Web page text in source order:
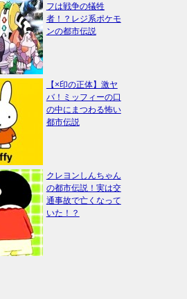
フは戦争の犠牲
者！？レジ系ポケモ
ンの都市伝説
【×印の正体】激ヤ
バ！ミッフィーの口
の中にまつわる怖い
都市伝説
クレヨンしんちゃん
の都市伝説！実は交
通事故で亡くなって
いた！？